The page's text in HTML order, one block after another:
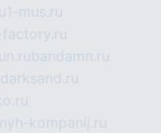
1-mus.ru
bandamn.ru
darksand.ru
kompanij.ru